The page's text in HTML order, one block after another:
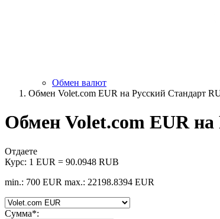
Обмен валют
Обмен Volet.com EUR на Русский Стандарт
Обмен Volet.com EUR
Отдаете
Курс: 1 EUR = 90.0948 RUB
min.: 700 EUR max.: 22198.8394 EUR
Сумма*: